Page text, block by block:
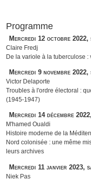
Programme
Mercredi 12 octobre
Claire Fredj
De la variole à la tuberculose
Mercredi 9 novembre
Victor Delaporte
Troubles à l'ordre électoral :
(1945-1947)
Mercredi 14 décembre
M'hamed Oualdi
Histoire moderne de la
Nord colonisée : une même
leurs archives
Mercredi 11 janvier 2023,
Niek Pas